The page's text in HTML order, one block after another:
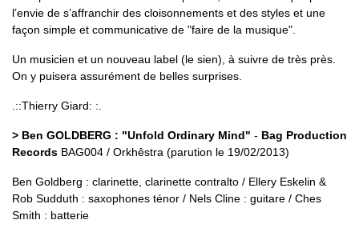
l’envie de s’affranchir des cloisonnements et des styles et une
façon simple et communicative de "faire de la musique".
Un musicien et un nouveau label (le sien), à suivre de très près.
On y puisera assurément de belles surprises.
.::Thierry Giard: :.
> Ben GOLDBERG : "Unfold Ordinary Mind" - Bag Production
Records BAG004 / Orkhêstra (parution le 19/02/2013)
Ben Goldberg : clarinette, clarinette contralto / Ellery Eskelin &
Rob Sudduth : saxophones ténor / Nels Cline : guitare / Ches
Smith : batterie